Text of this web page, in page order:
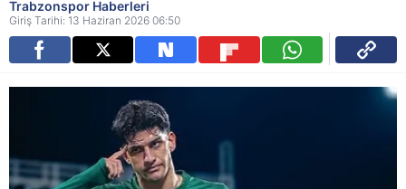
Trabzonspor Haberleri
Giriş Tarihi: 13 Haziran 2026 06:50